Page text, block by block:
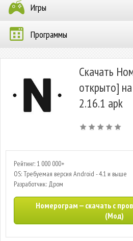
Игры
Программы
Скачать
открыто]
2.16.1 apk
Рейтинг: 1 000 000+
OS: Требуемая версия Android - 4.1 и выше
Разработчик: Дром
Номерограм — скачать с
(Мод)